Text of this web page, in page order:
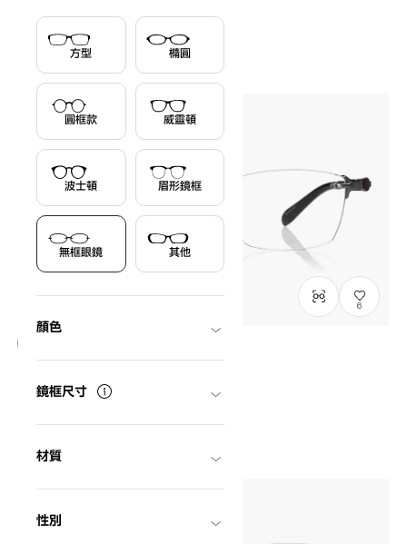
方型 橢圓
圓框款 威靈頓
波士頓 眉形鏡框
無框眼鏡 其他
顏色
鏡框尺寸
材質
性別
NC3035G-5AC1 / Size: L
HK$1,180.00
6
K.moriyama
HK$1,480.00